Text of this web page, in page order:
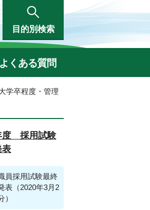
目的別検索
よくある質問
学卒程度・管理
度 採用試験
表
員採用試験最終
表（2020年3月2
）